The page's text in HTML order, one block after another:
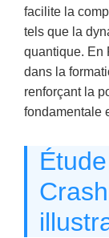
facilite la
tels que la
quantique. En
dans la
renforçant la
fondamentale